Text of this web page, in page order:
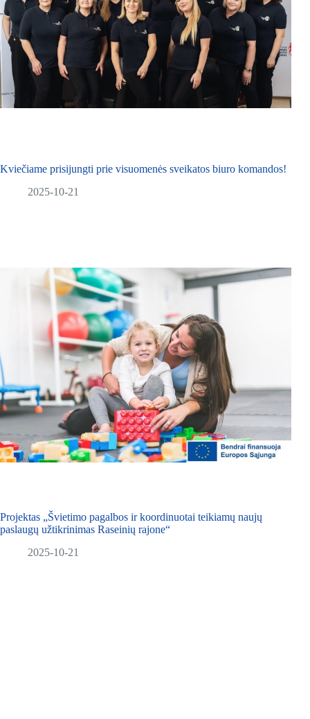
Kviečiame prisijungti prie visuomenės sveikatos biuro komandos!
2025-10-21
Projektas „Švietimo pagalbos ir koordinuotai teikiamų naujų
paslaugų užtikrinimas Raseinių rajone“
2025-10-21